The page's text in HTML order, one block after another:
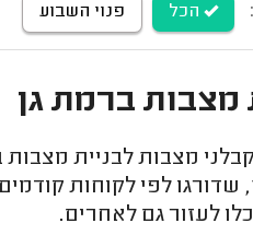
הכל פנוי השבוע
מצבות ברמת גן
מצבות לבניית
שדורגו לפי לקוחות
לעזור גם לאחרים.